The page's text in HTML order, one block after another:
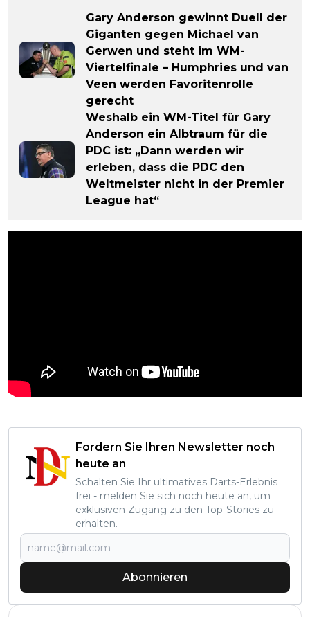
Gary Anderson gewinnt Duell der
Giganten gegen Michael van
Gerwen und steht im WM-
Viertelfinale – Humphries und van
Veen werden Favoritenrolle
gerecht
Weshalb ein WM-Titel für Gary
Anderson ein Albtraum für die
PDC ist: „Dann werden wir
erleben, dass die PDC den
Weltmeister nicht in der Premier
League hat“
Fordern Sie Ihren Newsletter noch
heute an
Schalten Sie Ihr ultimatives Darts-Erlebnis
frei - melden Sie sich noch heute an, um
exklusiven Zugang zu den Top-Stories zu
erhalten.
Abonnieren